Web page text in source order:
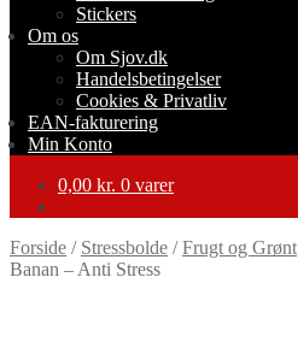
Stickers
Om os
Om Sjov.dk
Handelsbetingelser
Cookies & Privatliv
EAN-fakturering
Min Konto
0,00 kr. 0 varer
Forside / Stressbolde /Frugt og Grønt
Banan – Anti Stress